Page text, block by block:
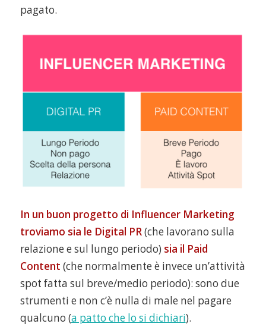
pagato.
In un buon progetto di Influencer Marketing
troviamo sia le Digital PR(che lavorano sulla
relazione e sul lungo periodo) sia il Paid
Content (che normalmente è invece un’attività
spot fatta sul breve/medio periodo): sono due
strumenti e non c’è nulla di male nel pagare
qualcuno (a patto che lo si dichiari).